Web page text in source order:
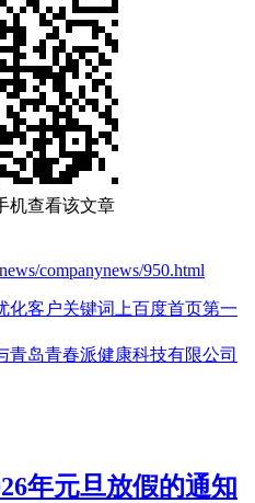
机查看该文章
companynews/950.html
化客户关键词上百度首页第一
青岛青春派健康科技有限公司
年元旦放假的通知